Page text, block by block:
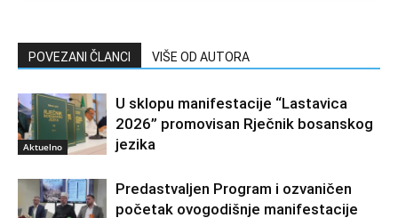
POVEZANI ČLANCI VIŠE OD AUTORA
Aktuelno
U sklopu manifestacije “Lastavica
2026” promovisan Rječnik bosanskog
jezika
Predastvaljen Program i ozvaničen
početak ovogodišnje manifestacije